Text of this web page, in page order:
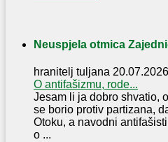
Neuspjela otmica
hranitelj tuljana
O antifašizmu, rode...
Jesam li ja dobro shvatio,
se borio protiv partizana,
Otoku, a navodni
o ...